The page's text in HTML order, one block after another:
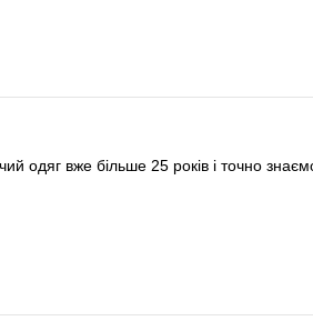
одяг вже більше 25 років і точно